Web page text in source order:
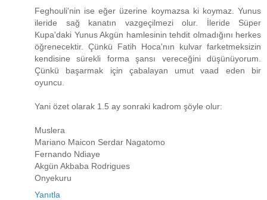
Feghouli'nin ise eğer üzerine koymazsa ki koymaz. Yunus
ileride sağ kanatın vazgeçilmezi olur. İleride Süper
Kupa'daki Yunus Akgün hamlesinin tehdit olmadığını herkes
öğrenecektir. Çünkü Fatih Hoca'nın kulvar farketmeksizin
kendisine sürekli forma şansı vereceğini düşünüyorum.
Çünkü başarmak için çabalayan umut vaad eden bir
oyuncu.
Yani özet olarak 1.5 ay sonraki kadrom şöyle olur:
Muslera
Mariano Maicon Serdar Nagatomo
Fernando Ndiaye
Akgün Akbaba Rodrigues
Onyekuru
Yanıtla